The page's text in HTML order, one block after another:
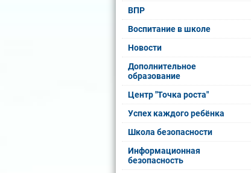
ВПР
Воспитание в школе
Новости
Дополнительное
образование
Центр "Точка роста"
Успех каждого ребёнка
Школа безопасности
Информационная
безопасность